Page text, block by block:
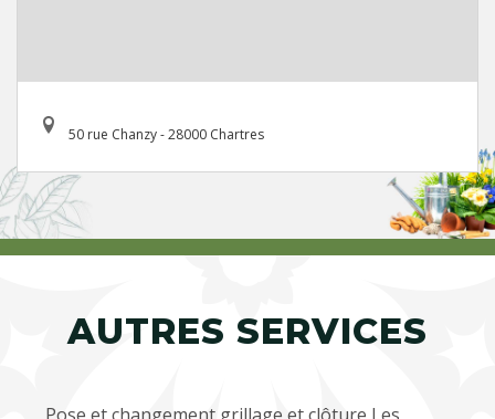
50 rue Chanzy - 28000 Chartres
AUTRES SERVICES